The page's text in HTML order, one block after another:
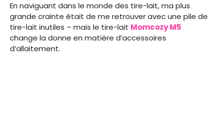
En naviguant dans le monde des tire-lait, ma plus
grande crainte était de me retrouver avec une pile de
tire-lait inutiles – mais le tire-lait Momcozy M5
change la donne en matière d’accessoires
d’allaitement.